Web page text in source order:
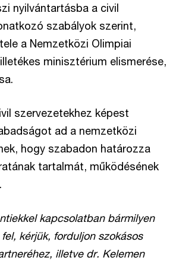
nyilvántartásba a civil
szabályok szerint,
a Nemzetközi Olimpiai
minisztérium elismerése,
szervezetekhez képest
ad a nemzetközi
hogy szabadon határozza
tartalmát, működésének
kapcsolatban bármilyen
kérjük, forduljon szokásos
illetve dr. Kelemen